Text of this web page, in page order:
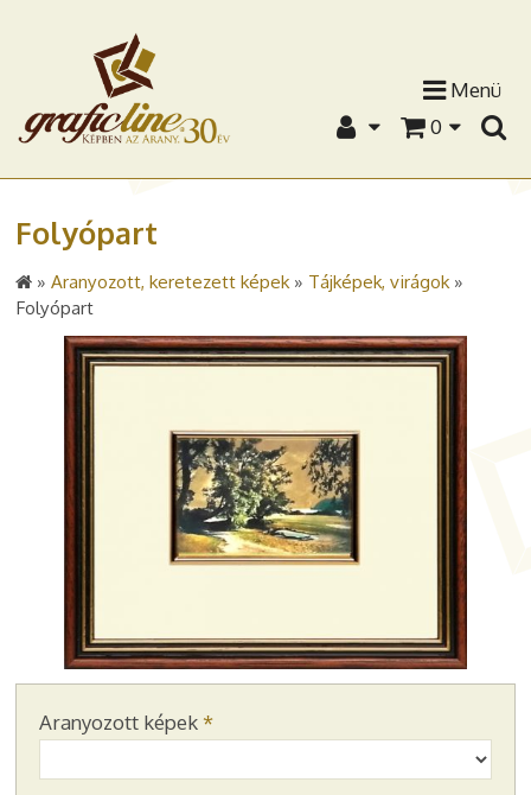
Menü
0
Folyópart
» Aranyozott, keretezett képek» Tájképek, virágok»
Folyópart
Aranyozott képek *